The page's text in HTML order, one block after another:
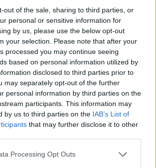
out of the sale, sharing to third parties, or
personal or sensitive information for
by us, please use the below opt-out
your selection. Please note that after your
processed you may continue seeing
based on personal information utilized by
disclosed to third parties prior to
may separately opt-out of the further
personal information by third parties on the
participants. This information may
by us to third parties on the IAB’s List of
that may further disclose it to other
Processing Opt Outs
στην Τόριζα